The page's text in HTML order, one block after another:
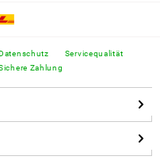
Zahlung
Servicequalität